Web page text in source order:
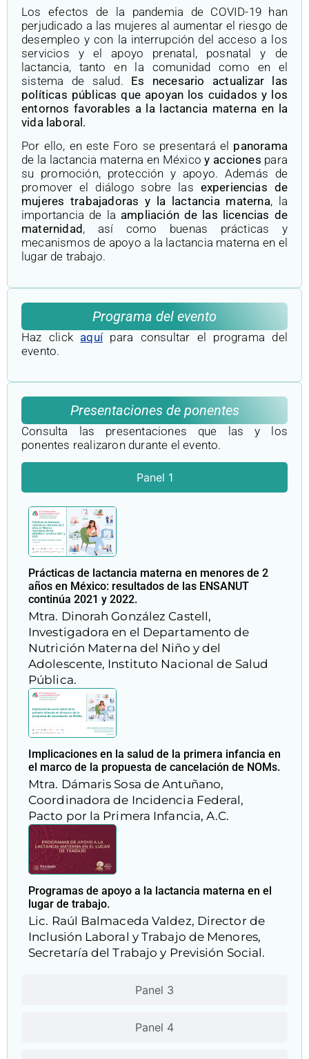
Los efectos de la pandemia de COVID-19 han
perjudicado a las mujeres al aumentar el riesgo de
desempleo y con la interrupción del acceso a los
servicios y el apoyo prenatal, posnatal y de
lactancia, tanto en la comunidad como en el
sistema de salud. Es necesario actualizar las
políticas públicas que apoyan los cuidados y los
entornos favorables a la lactancia materna en la
vida laboral.
Por ello, en este Foro se presentará el panorama
de la lactancia materna en Méxicoy acciones para
su promoción, protección y apoyo. Además de
promover el diálogo sobre las experiencias de
mujeres trabajadoras y la lactancia materna, la
importancia de la ampliación de las licencias de
maternidad , así como buenas prácticas y
mecanismos de apoyo a la lactancia materna en el
lugar de trabajo.
Programa del evento
Haz click aquípara consultar el programa del
evento.
Presentaciones de ponentes
Consulta las presentaciones que las y los
ponentes realizaron durante el evento.
Panel 1
Panel 3
Panel 4
Prácticas de lactancia materna en menores de 2
años en México: resultados de las ENSANUT
continúa 2021 y 2022.
Mtra. Dinorah González Castell,
Investigadora en el Departamento de
Nutrición Materna del Niño y del
Adolescente, Instituto Nacional de Salud
Pública.
Implicaciones en la salud de la primera infancia en
el marco de la propuesta de cancelación de NOMs.
Mtra. Dámaris Sosa de Antuñano,
Coordinadora de Incidencia Federal,
Pacto por la Primera Infancia, A.C.
Programas de apoyo a la lactancia materna en el
lugar de trabajo.
Lic. Raúl Balmaceda Valdez, Director de
Inclusión Laboral y Trabajo de Menores,
Secretaría del Trabajo y Previsión Social.